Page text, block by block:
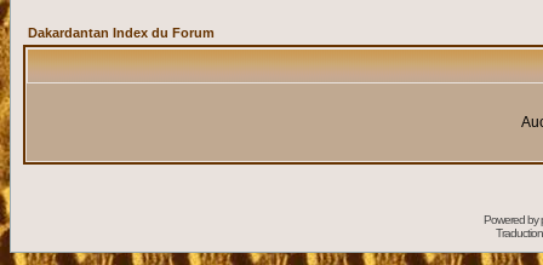
Dakardantan Index du Forum
Powered by